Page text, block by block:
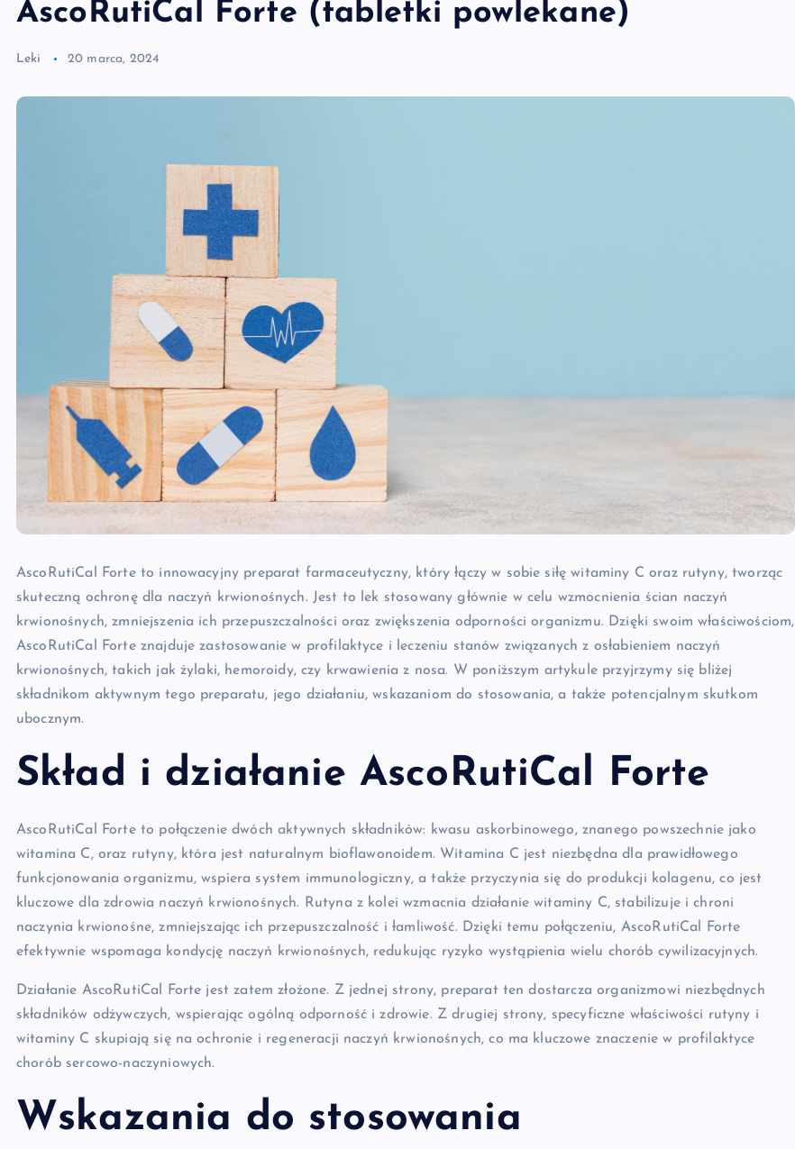
AscoRutiCal Forte (tabletki powlekane)
Leki 20 marca, 2024
AscoRutiCal Forte to innowacyjny preparat farmaceutyczny, który łączy w sobie siłę witaminy C oraz rutyny, tworząc
skuteczną ochronę dla naczyń krwionośnych. Jest to lek stosowany głównie w celu wzmocnienia ścian naczyń
krwionośnych, zmniejszenia ich przepuszczalności oraz zwiększenia odporności organizmu. Dzięki swoim właściwościom,
AscoRutiCal Forte znajduje zastosowanie w profilaktyce i leczeniu stanów związanych z osłabieniem naczyń
krwionośnych, takich jak żylaki, hemoroidy, czy krwawienia z nosa. W poniższym artykule przyjrzymy się bliżej
składnikom aktywnym tego preparatu, jego działaniu, wskazaniom do stosowania, a także potencjalnym skutkom
ubocznym.
Skład i działanie AscoRutiCal Forte
AscoRutiCal Forte to połączenie dwóch aktywnych składników: kwasu askorbinowego, znanego powszechnie jako
witamina C, oraz rutyny, która jest naturalnym bioflawonoidem. Witamina C jest niezbędna dla prawidłowego
funkcjonowania organizmu, wspiera system immunologiczny, a także przyczynia się do produkcji kolagenu, co jest
kluczowe dla zdrowia naczyń krwionośnych. Rutyna z kolei wzmacnia działanie witaminy C, stabilizuje i chroni
naczynia krwionośne, zmniejszając ich przepuszczalność i łamliwość. Dzięki temu połączeniu, AscoRutiCal Forte
efektywnie wspomaga kondycję naczyń krwionośnych, redukując ryzyko wystąpienia wielu chorób cywilizacyjnych.
Działanie AscoRutiCal Forte jest zatem złożone. Z jednej strony, preparat ten dostarcza organizmowi niezbędnych
składników odżywczych, wspierając ogólną odporność i zdrowie. Z drugiej strony, specyficzne właściwości rutyny i
witaminy C skupiają się na ochronie i regeneracji naczyń krwionośnych, co ma kluczowe znaczenie w profilaktyce
chorób sercowo-naczyniowych.
Wskazania do stosowania